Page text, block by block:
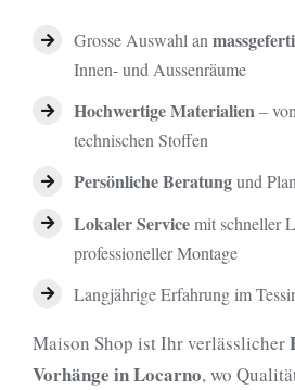
Grosse Auswahl an
Innen- und Aussenräume
Hochwertige Materialien–
technischen Stoffen
Persönliche Beratungund
Lokaler Servicemit schneller
professioneller Montage
Langjährige Erfahrung im
Maison Shop ist Ihr verlässlicher
Vorhänge in Locarno, wo